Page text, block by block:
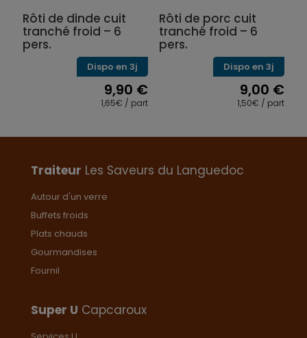
la
page
produit
Rôti de dinde cuit
tranché froid – 6
pers.
Dispo en 3j
9,90 €
1,65€ / part
Rôti de porc cuit
tranché froid – 6
pers.
Dispo en 3j
9,00 €
1,50€ / part
Traiteur Les Saveurs du Languedoc
Autour d'un verre
Buffets froids
Plats chauds
Gourmandises
Fournil
Super U Capcaroux